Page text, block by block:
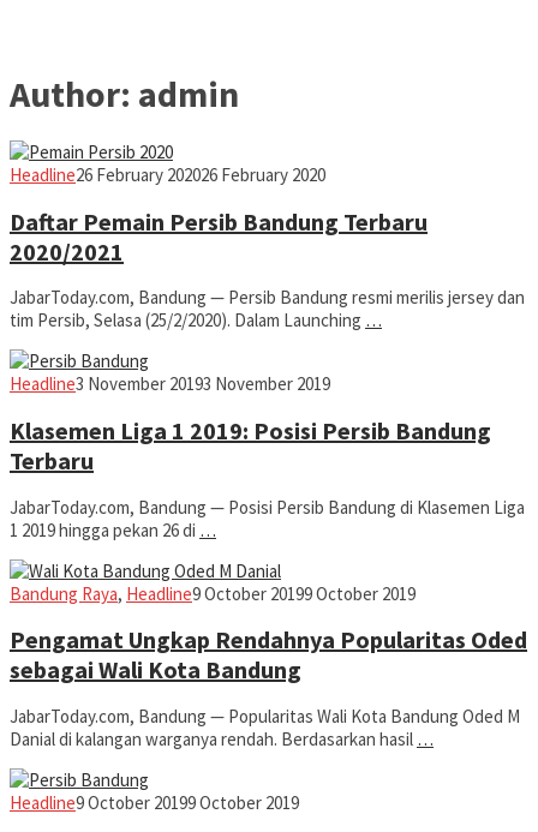
Author: admin
Headlineadmin
26 February 202026 February 2020
Daftar Pemain Persib Bandung Terbaru
2020/2021
JabarToday.com, Bandung — Persib Bandung resmi merilis jersey dan
tim Persib, Selasa (25/2/2020). Dalam Launching …
Headlineadmin
3 November 20193 November 2019
Klasemen Liga 1 2019: Posisi Persib Bandung
Terbaru
JabarToday.com, Bandung — Posisi Persib Bandung di Klasemen Liga
1 2019 hingga pekan 26 di …
Bandung Raya, Headlineadmin
9 October 20199 October 2019
Pengamat Ungkap Rendahnya Popularitas Oded
sebagai Wali Kota Bandung
JabarToday.com, Bandung — Popularitas Wali Kota Bandung Oded M
Danial di kalangan warganya rendah. Berdasarkan hasil …
Headlineadmin
9 October 20199 October 2019